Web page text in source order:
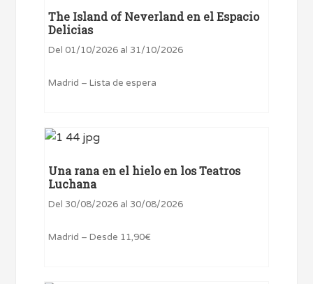
The Island of Neverland en el Espacio
Delicias
Del 01/10/2026 al 31/10/2026
Madrid – Lista de espera
Una rana en el hielo en los Teatros
Luchana
Del 30/08/2026 al 30/08/2026
Madrid – Desde 11,90€